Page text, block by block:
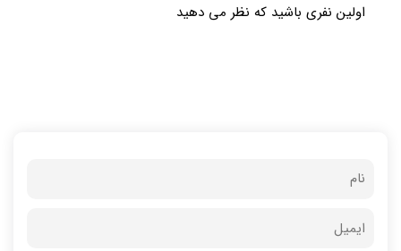
اولین نفری باشید که نظر می دهید